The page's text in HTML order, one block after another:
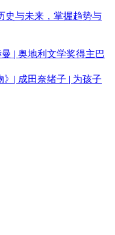
史与未来，掌握趋势与
曼 | 奥地利文学奖得主巴
》| 成田奈绪子 | 为孩子